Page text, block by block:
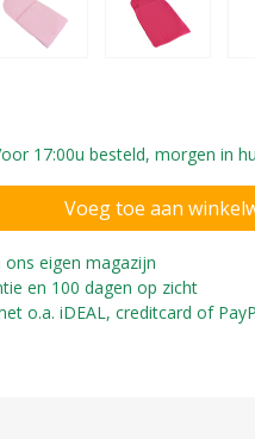
Voor o.a. 2in1
17:00u besteld, morgen in
eigen magazijn
en 100 dagen op zicht
o.a. iDEAL, creditcard of